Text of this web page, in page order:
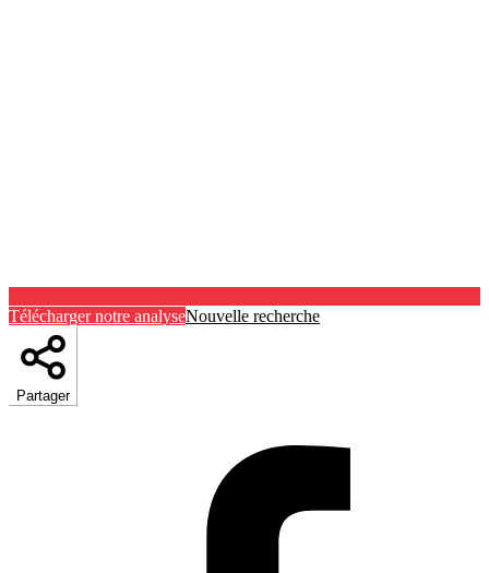
Télécharger notre analyseNouvelle recherche
Partager